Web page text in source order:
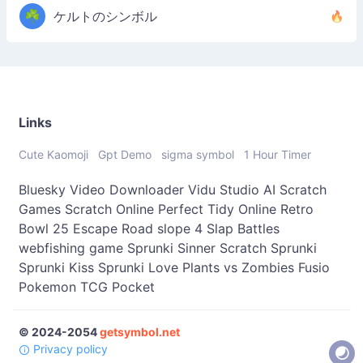
☘️ ケルトのシンボル
Links
Cute Kaomoji Gpt Demo sigma symbol 1 Hour Timer
Bluesky Video Downloader Vidu Studio AI Scratch
Games Scratch Online Perfect Tidy Online Retro
Bowl 25 Escape Road slope 4 Slap Battles
webfishing game Sprunki Sinner Scratch Sprunki
Sprunki Kiss Sprunki Love Plants vs Zombies Fusio
Pokemon TCG Pocket
© 2024-2054getsymbol.net
Privacy policy